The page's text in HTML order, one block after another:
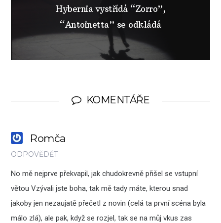
Hybernia vystřídá “Zorro”,
“Antoinetta” se odkládá
KOMENTÁŘE
Romča
ODPOVĚDĚT
No mě nejprve překvapil, jak chudokrevně přišel se vstupní
větou Vzývali jste boha, tak mě tady máte, kterou snad
jakoby jen nezaujatě přečetl z novin (celá ta první scéna byla
málo zlá), ale pak, když se rozjel, tak se na můj vkus zas